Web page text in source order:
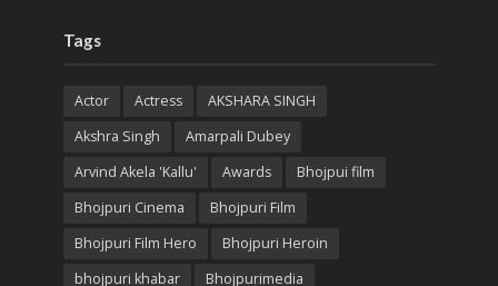
Tags
Actor Actress
AKSHARA SINGH
Akshra Singh
Amarpali Dubey
Arvind Akela 'Kallu'
Awards
Bhojpui film
Bhojpuri Cinema
Bhojpuri Film
Bhojpuri Film Hero
Bhojpuri Heroin
bhojpuri khabar
Bhojpurimedia